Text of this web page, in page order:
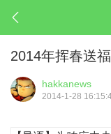
2014年挥春送
hakkanews
2014-1-28